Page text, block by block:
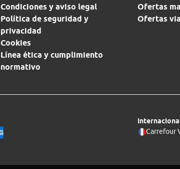
Condiciones y aviso legal
Política de seguridad y
privacidad
Cookies
Línea ética y cumplimiento
normativo
Ofertas
Ofertas
Carrefour